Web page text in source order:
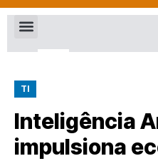
TI
Inteligência
impulsiona